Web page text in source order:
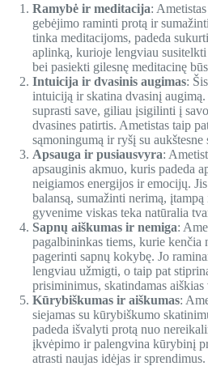
Ramybė ir meditacija:
gebėjimo raminti protą ir
tinka meditacijoms, padeda
aplinką, kurioje lengviau
bei pasiekti gilesnę meditacinę
Intuicija ir dvasinis augimas:
intuiciją ir skatina dvasinį augimą.
suprasti save, giliau įsigilinti į
dvasines patirtis. Ametistas taip
sąmoningumą ir ryšį su aukštesne
Apsauga ir pusiausvyra:
apsauginis akmuo, kuris padeda
neigiamos energijos ir emocijų.
balansą, sumažinti nerimą, įtampą
gyvenime viskas teka natūralia
Sapnų aiškumas ir nemiga:
pagalbininkas tiems, kurie kenčia
pagerinti sapnų kokybę. Jo
lengviau užmigti, o taip pat
prisiminimus, skatindamas aiškias
Kūrybiškumas ir aiškumas:
siejamas su kūrybiškumo
padeda išvalyti protą nuo
įkvėpimo ir palengvina kūrybinį
atrasti naujas idėjas ir sprendimus.